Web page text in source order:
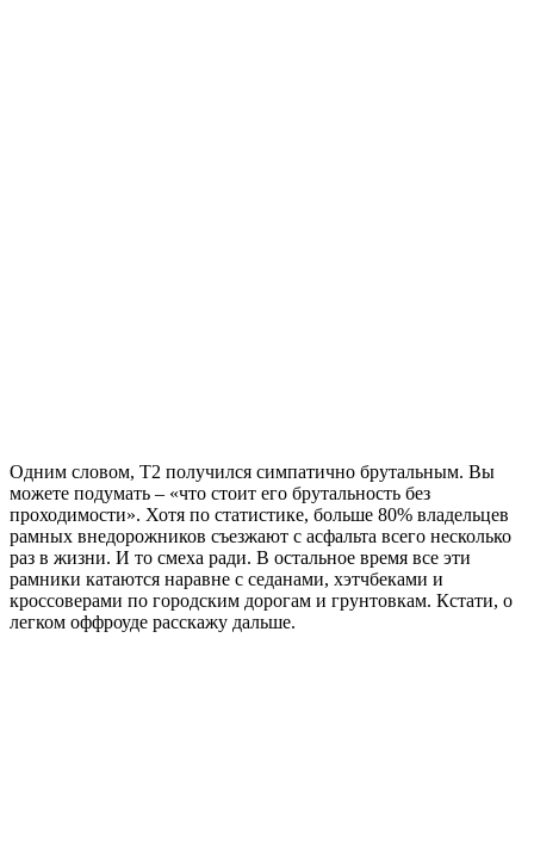
Одним словом, Т2 получился симпатично брутальным. Вы
можете подумать – «что стоит его брутальность без
проходимости». Хотя по статистике, больше 80% владельцев
рамных внедорожников съезжают с асфальта всего несколько
раз в жизни. И то смеха ради. В остальное время все эти
рамники катаются наравне с седанами, хэтчбеками и
кроссоверами по городским дорогам и грунтовкам. Кстати, о
легком оффроуде расскажу дальше.